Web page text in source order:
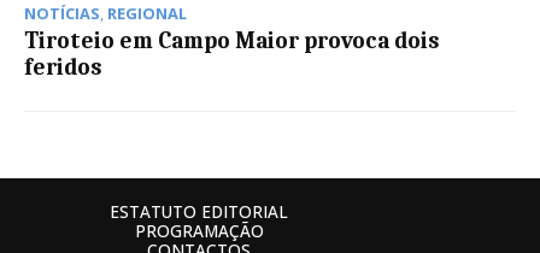
NOTÍCIAS REGIONAL
Tiroteio em Campo Maior provoca dois
feridos
ESTATUTO EDITORIAL
PROGRAMAÇÃO